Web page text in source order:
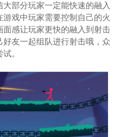
部分玩家一定能快速的融入
游戏中玩家需要控制自己的火
面感让玩家更快的融入到射击
友一起组队进行射击哦，众
。